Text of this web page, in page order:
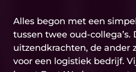
Alles begon met een
tussen twee oud-collega’s.
uitzendkrachten, de ander
voor een logistiek bedrijf.